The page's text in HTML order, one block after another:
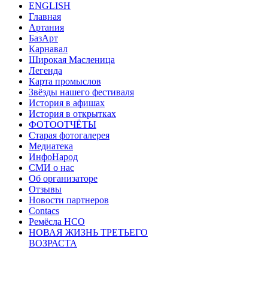
ENGLISH
Главная
Артания
БазАрт
Карнавал
Широкая Масленица
Легенда
Карта промыслов
Звёзды нашего фестиваля
История в афишах
История в открытках
ФОТООТЧЁТЫ
Старая фотогалерея
Медиатека
ИнфоНарод
СМИ о нас
Об организаторе
Отзывы
Новости партнеров
Contacs
Ремёсла НСО
НОВАЯ ЖИЗНЬ ТРЕТЬЕГО
ВОЗРАСТА